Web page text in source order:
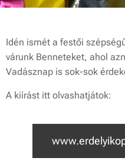
Idén ismét a festői
várunk Benneteket, ahol
Vadásznap is sok-sok
A kiírást itt olvashatjátok: